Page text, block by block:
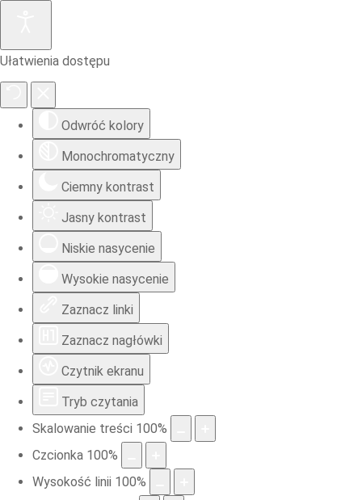
Ułatwienia dostępu
Odwróć kolory
Monochromatyczny
Ciemny kontrast
Jasny kontrast
Niskie nasycenie
Wysokie nasycenie
Zaznacz linki
Zaznacz nagłówki
Czytnik ekranu
Tryb czytania
Skalowanie treści 100%
Czcionka 100%
Wysokość linii 100%